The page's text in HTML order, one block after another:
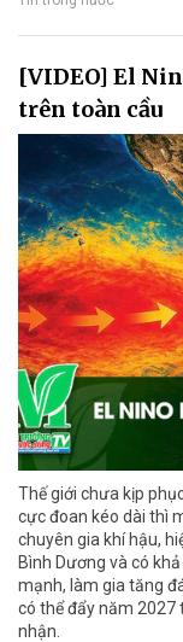
[VIDEO] El
trên toàn cầu
Thế giới chưa kịp
cực đoan kéo dài thì
chuyên gia khí hậu,
Bình Dương và có
mạnh, làm gia tăng
có thể đẩy năm
nhận.